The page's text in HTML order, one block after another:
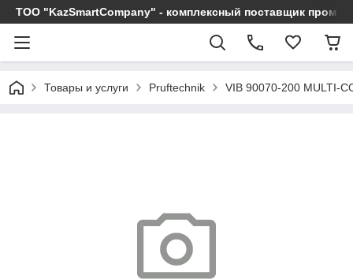
ТОО "KazSmartCompany" - комплексный поставщик
Товары и услуги Pruftechnik VIB 90070-200 MULTI-